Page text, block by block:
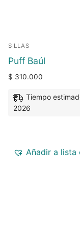
SILLAS
Puff Baúl
$ 310.000
Tiempo
2026
Añadir a lista